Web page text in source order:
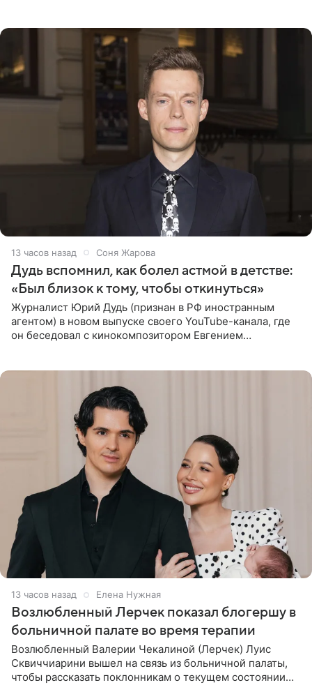
13 часов назад Соня Жарова
Дудь вспомнил, как болел астмой в детстве:
«Был близок к тому, чтобы откинуться»
Журналист Юрий Дудь (признан в РФ иностранным
агентом) в новом выпуске своего YouTube-канала, где
он беседовал с кинокомпозитором Евгением
13 часов назад Елена Нужная
Возлюбленный Лерчек показал блогершу в
больничной палате во время терапии
Возлюбленный Валерии Чекалиной (Лерчек) Луис
Сквиччиарини вышел на связь из больничной палаты,
чтобы рассказать поклонникам о текущем состоянии